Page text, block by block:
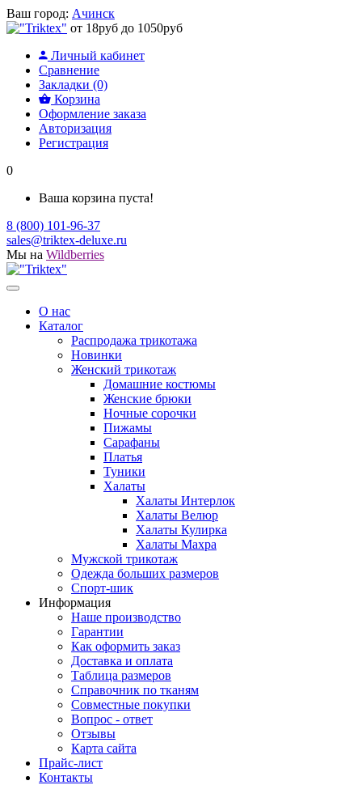
Ваш город: Ачинск
от 18руб до 1050руб
Личный кабинет
Сравнение
Закладки (0)
Корзина
Оформление заказа
Авторизация
Регистрация
0
Ваша корзина пуста!
8 (800) 101-96-37
sales@triktex-deluxe.ru
Мы на Wildberries
О нас
Каталог
Распродажа трикотажа
Новинки
Женский трикотаж
Домашние костюмы
Женские брюки
Ночные сорочки
Пижамы
Сарафаны
Платья
Туники
Халаты
Халаты Интерлок
Халаты Велюр
Халаты Кулирка
Халаты Махра
Мужской трикотаж
Одежда больших размеров
Спорт-шик
Информация
Наше производство
Гарантии
Как оформить заказ
Доставка и оплата
Таблица размеров
Справочник по тканям
Совместные покупки
Вопрос - ответ
Отзывы
Карта сайта
Прайс-лист
Контакты